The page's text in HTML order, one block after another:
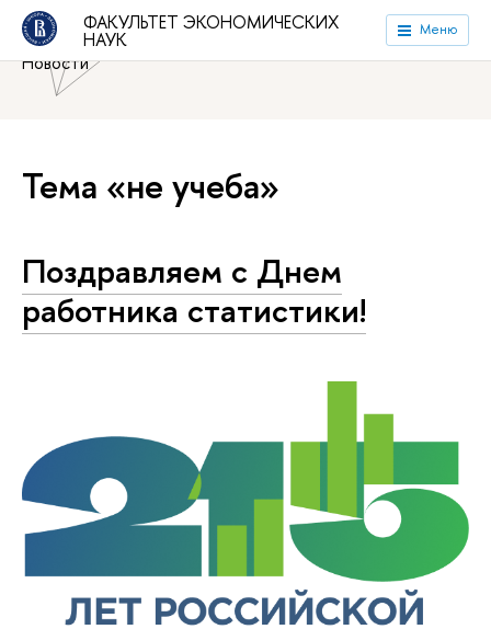
ФАКУЛЬТЕТ ЭКОНОМИЧЕСКИХ
НАУК Меню
Национальный исследовательский университет «Высшая
школа экономики»
Факультет экономических наук
Новости
Тема «не учеба»
Поздравляем с Днем
работника статистики!